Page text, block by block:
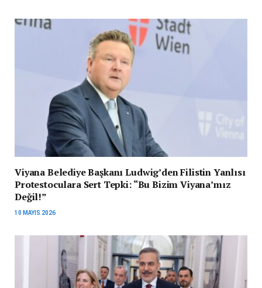
Viyana Belediye Başkanı Ludwig’den Filistin Yanlısı
Protestoculara Sert Tepki: “Bu Bizim Viyana’mız
Değil!”
10 MAYIS 2026